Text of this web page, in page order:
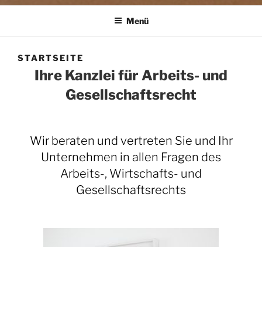
Menü
STARTSEITE
Ihre Kanzlei für Arbeits- und
Gesellschaftsrecht
Wir beraten und vertreten Sie und Ihr
Unternehmen in allen Fragen des
Arbeits-, Wirtschafts- und
Gesellschaftsrechts